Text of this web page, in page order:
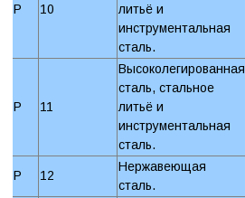
P 10
литьё и
инструментальная
сталь.
P 11
Высоколегированная
сталь, стальное
литьё и
инструментальная
сталь.
P 12
Нержавеющая
сталь.